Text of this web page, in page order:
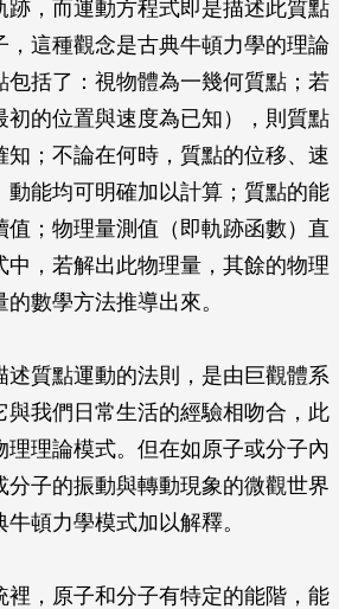
跡，而運動方程式即是描述此質點
，這種觀念是古典牛頓力學的理論
包括了：視物體為一幾何質點；若
初的位置與速度為已知），則質點
知；不論在何時，質點的位移、速
動能均可明確加以計算；質點的能
值；物理量測值（即軌跡函數）直
中，若解出此物理量，其餘的物理
數學方法推導出來。
述質點運動的法則，是由巨觀體系
與我們日常生活的經驗相吻合，此
理理論模式。但在如原子或分子內
分子的振動與轉動現象的微觀世界
頓力學模式加以解釋。
裡，原子和分子有特定的能階，能